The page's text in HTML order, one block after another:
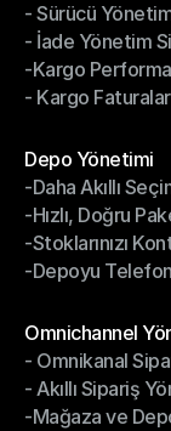
- Bildirimler &
- Sürücü
- Sürücü
- İade Yönetim
- İade Yönetim
-Kargo
-Kargo
- Kargo
Depo Yönetimi
Depo Yönetimi
-Daha Akıllı
-Daha Akıllı
-Hızlı, Doğru
-Hızlı, Doğru
-Stoklarınızı
-Stoklarınızı
-Depoyu
Omnichannel
Omnichannel
- Omnikanal
- Omnikanal
- Akıllı Sipariş
- Akıllı Sipariş
-Mağaza ve